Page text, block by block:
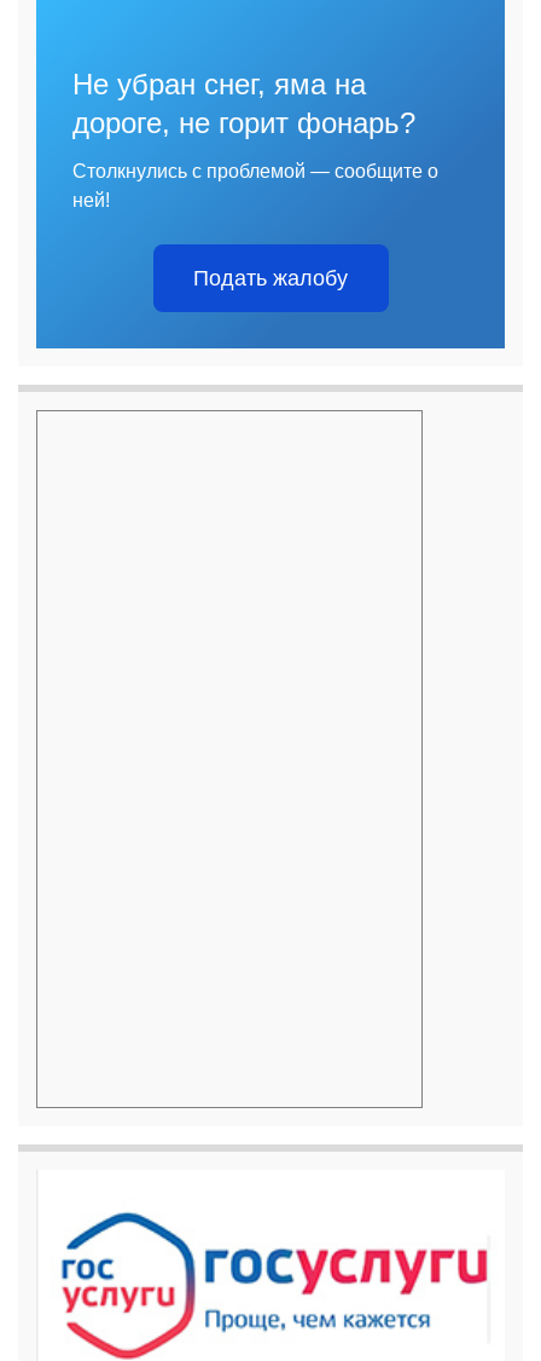
Не убран снег, яма на
дороге, не горит фонарь?
Столкнулись с проблемой — сообщите о
ней!
Подать жалобу